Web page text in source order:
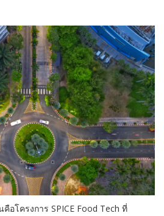
อโครงการ SPICE Food Tech ที่